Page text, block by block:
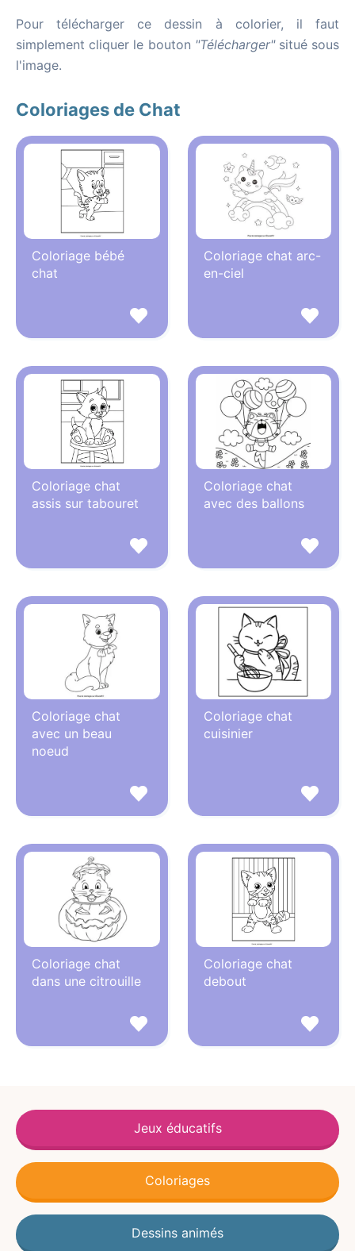
Pour télécharger ce dessin à colorier, il faut
simplement cliquer le bouton "Télécharger"situé sous
l'image.
Coloriages de Chat
Coloriage bébé
chat
Coloriage chat arc-
en-ciel
Coloriage chat
assis sur tabouret
Coloriage chat
avec des ballons
Coloriage chat
avec un beau
noeud
Coloriage chat
cuisinier
Coloriage chat
dans une citrouille
Coloriage chat
debout
Jeux éducatifs
Coloriages
Dessins animés